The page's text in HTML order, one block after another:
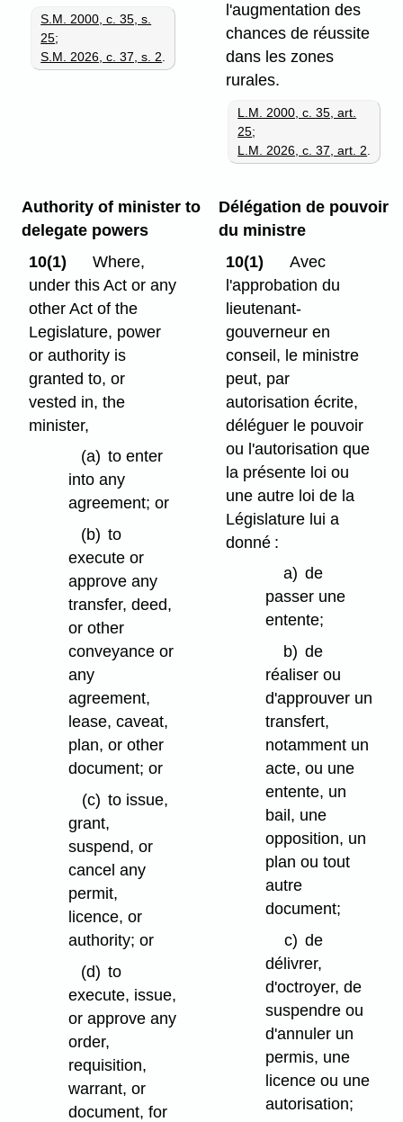
S.M. 2000, c. 35, s.
25;
S.M. 2026, c. 37, s. 2
l'augmentation des
chances de réussite
dans les zones
rurales.
L.M. 2000, c. 35, art.
25;
L.M. 2026, c. 37, art. 2
Authority of minister to
delegate powers
10(1)
Where,
under this Act or any
other Act of the
Legislature, power
or authority is
granted to, or
vested in, the
minister,
(a) to enter
into any
agreement; or
(b) to
execute or
approve any
transfer, deed,
or other
conveyance or
any
agreement,
lease, caveat,
plan, or other
document; or
(c) to issue,
grant,
suspend, or
cancel any
permit,
licence, or
authority; or
(d) to
execute, issue,
or approve any
order,
requisition,
warrant, or
document, for
Délégation de pouvoir
du ministre
10(1)
Avec
l'approbation du
lieutenant-
gouverneur en
conseil, le ministre
peut, par
autorisation écrite,
déléguer le pouvoir
ou l'autorisation que
la présente loi ou
une autre loi de la
Législature lui a
donné :
a) de
passer une
entente;
b) de
réaliser ou
d'approuver un
transfert,
notamment un
acte, ou une
entente, un
bail, une
opposition, un
plan ou tout
autre
document;
c) de
délivrer,
d'octroyer, de
suspendre ou
d'annuler un
permis, une
licence ou une
autorisation;